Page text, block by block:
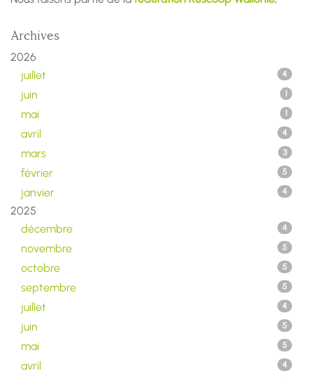
Archives
2026
juillet
4
juin 1
mai 1
avril 4
mars 3
février 5
janvier 4
2025
décembre
4
novembre 5
octobre 5
septembre 5
juillet 4
juin 5
mai 5
avril 4